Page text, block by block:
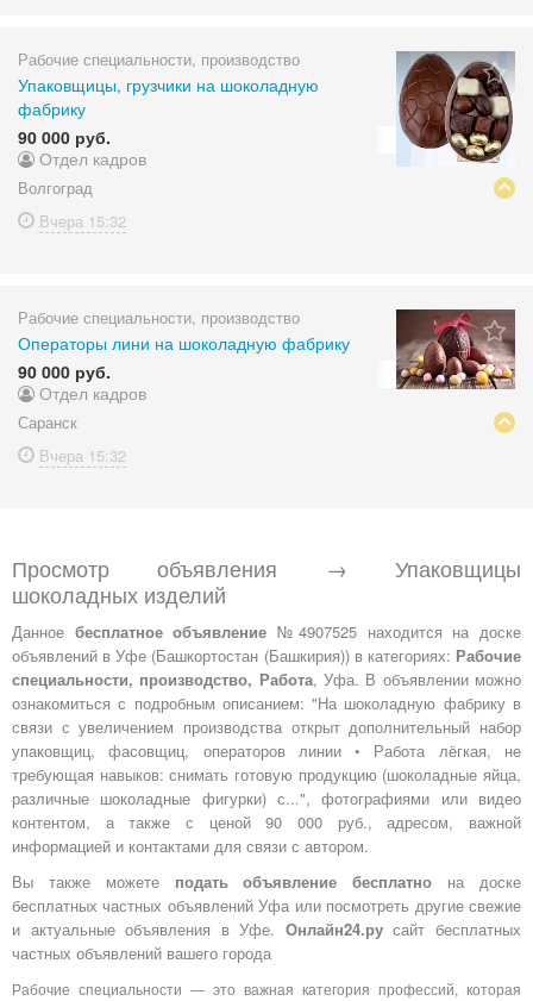
Рабочие специальности, производство
Упаковщицы, грузчики на шоколадную
фабрику
90 000 руб.
Отдел кадров
Волгоград
Вчера 15:32
Рабочие специальности, производство
Операторы лини на шоколадную фабрику
90 000 руб.
Отдел кадров
Саранск
Вчера 15:32
Просмотр объявления → Упаковщицы
шоколадных изделий
Данное бесплатное объявление №4907525 находится на доске
объявлений в Уфе (Башкортостан (Башкирия)) в категориях: Рабочие
специальности, производство, Работа, Уфа. В объявлении можно
ознакомиться с подробным описанием: "На шоколадную фабрику в
связи с увеличением производства открыт дополнительный набор
упаковщиц, фасовщиц, операторов линии • Работа лёгкая, не
требующая навыков: снимать готовую продукцию (шоколадные яйца,
различные шоколадные фигурки) с...", фотографиями или видео
контентом, а также с ценой 90 000 руб., адресом, важной
информацией и контактами для связи с автором.
Вы также можете подать объявление бесплатно на доске
бесплатных частных объявлений Уфа или посмотреть другие свежие
и актуальные объявления в Уфе. Онлайн24.русайт бесплатных
частных объявлений вашего города
Рабочие специальности — это важная категория профессий, которая